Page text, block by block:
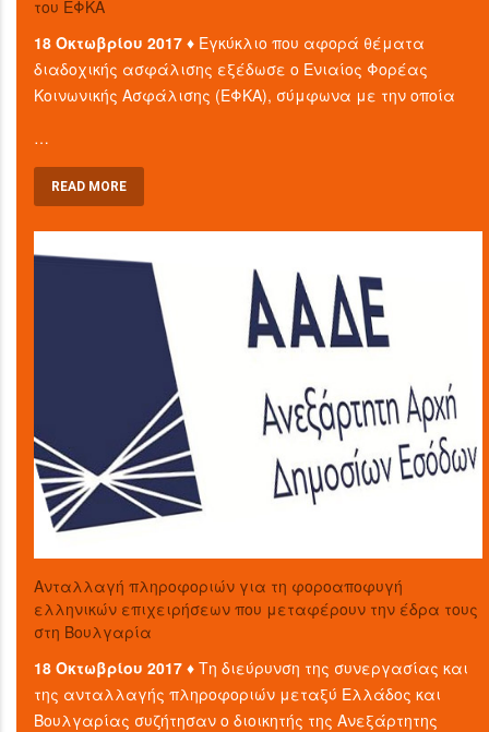
του ΕΦΚΑ
18 Οκτωβρίου 2017 ♦ Εγκύκλιο που αφορά θέματα
διαδοχικής ασφάλισης εξέδωσε ο Ενιαίος Φορέας
Κοινωνικής Ασφάλισης (ΕΦΚΑ), σύμφωνα με την οποία
…
READ MORE
Aνταλλαγή πληροφοριών για τη φοροαποφυγή
ελληνικών επιχειρήσεων που μεταφέρουν την έδρα τους
στη Βουλγαρία
18 Οκτωβρίου 2017 ♦Τη διεύρυνση της συνεργασίας και
της ανταλλαγής πληροφοριών μεταξύ Ελλάδος και
Βουλγαρίας συζήτησαν ο διοικητής της Ανεξάρτητης